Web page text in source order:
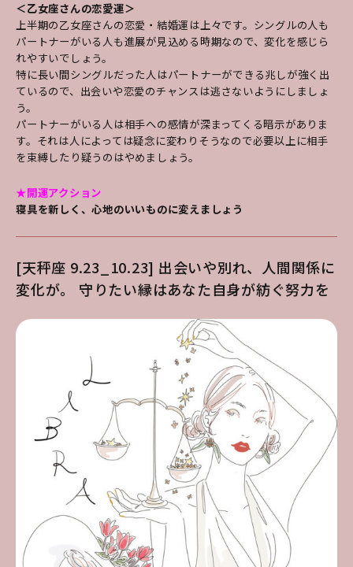
＜乙女座さんの恋愛運＞
上半期の乙女座さんの恋愛・結婚運は上々です。シングルの人も
パートナーがいる人も進展が見込める時期なので、変化を感じら
れやすいでしょう。
特に長い間シングルだった人はパートナーができる兆しが強く出
ているので、出会いや恋愛のチャンスは逃さないようにしましょ
う。
パートナーがいる人は相手への感情が深まってくる暗示がありま
す。それは人によっては疑念に変わりそうなので必要以上に相手
を束縛したり疑うのはやめましょう。
★開運アクション
寝具を新しく、心地のいいものに変えましょう
[天秤座 9.23_10.23] 出会いや別れ、人間関係に
変化が。 守りたい縁はあなた自身が紡ぐ努力を